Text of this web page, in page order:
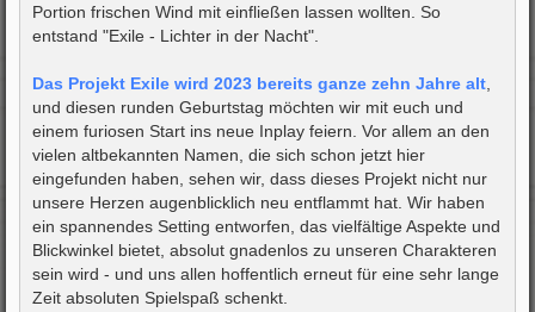
Portion frischen Wind mit einfließen lassen wollten. So
entstand "Exile - Lichter in der Nacht".
Das Projekt Exile wird 2023 bereits ganze zehn Jahre alt
und diesen runden Geburtstag möchten wir mit euch und
einem furiosen Start ins neue Inplay feiern. Vor allem an den
vielen altbekannten Namen, die sich schon jetzt hier
eingefunden haben, sehen wir, dass dieses Projekt nicht nur
unsere Herzen augenblicklich neu entflammt hat. Wir haben
ein spannendes Setting entworfen, das vielfältige Aspekte und
Blickwinkel bietet, absolut gnadenlos zu unseren Charakteren
sein wird - und uns allen hoffentlich erneut für eine sehr lange
Zeit absoluten Spielspaß schenkt.